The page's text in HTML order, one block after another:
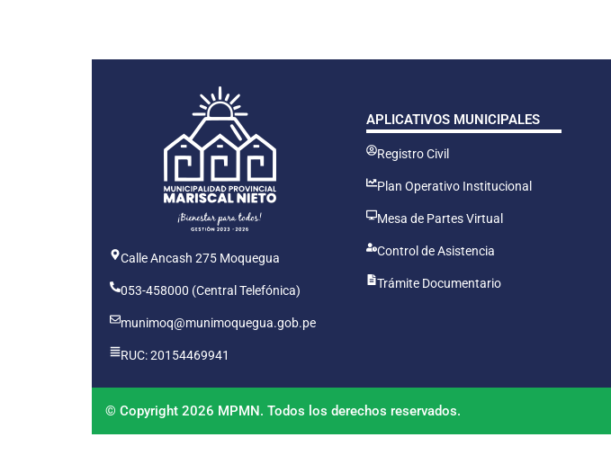
Calle Ancash 275 Moquegua
053-458000 (Central Telefónica)
munimoq@munimoquegua.gob.pe
RUC: 20154469941
APLICATIVOS MUNICIPALES
Registro Civil
Plan Operativo Institucional
Mesa de Partes Virtual
Control de Asistencia
Trámite Documentario
© Copyright 2026 MPMN. Todos los derechos reservados.